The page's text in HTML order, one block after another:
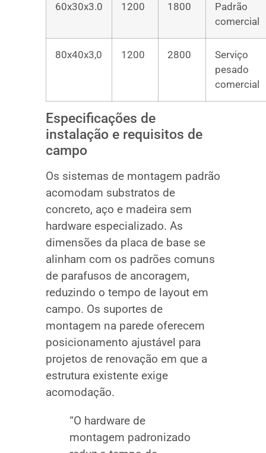
60x30x3.0 1200 1800
Padrão
comercial
80x40x3,0 1200 2800
Serviço
pesado
comercial
Especificações de
instalação e requisitos de
campo
Os sistemas de montagem padrão
acomodam substratos de
concreto, aço e madeira sem
hardware especializado. As
dimensões da placa de base se
alinham com os padrões comuns
de parafusos de ancoragem,
reduzindo o tempo de layout em
campo. Os suportes de
montagem na parede oferecem
posicionamento ajustável para
projetos de renovação em que a
estrutura existente exige
acomodação.
“O hardware de
montagem padronizado